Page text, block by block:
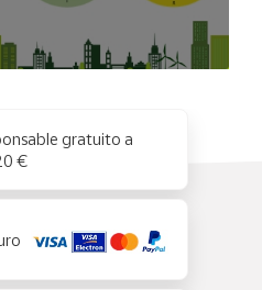
gratuito a
€